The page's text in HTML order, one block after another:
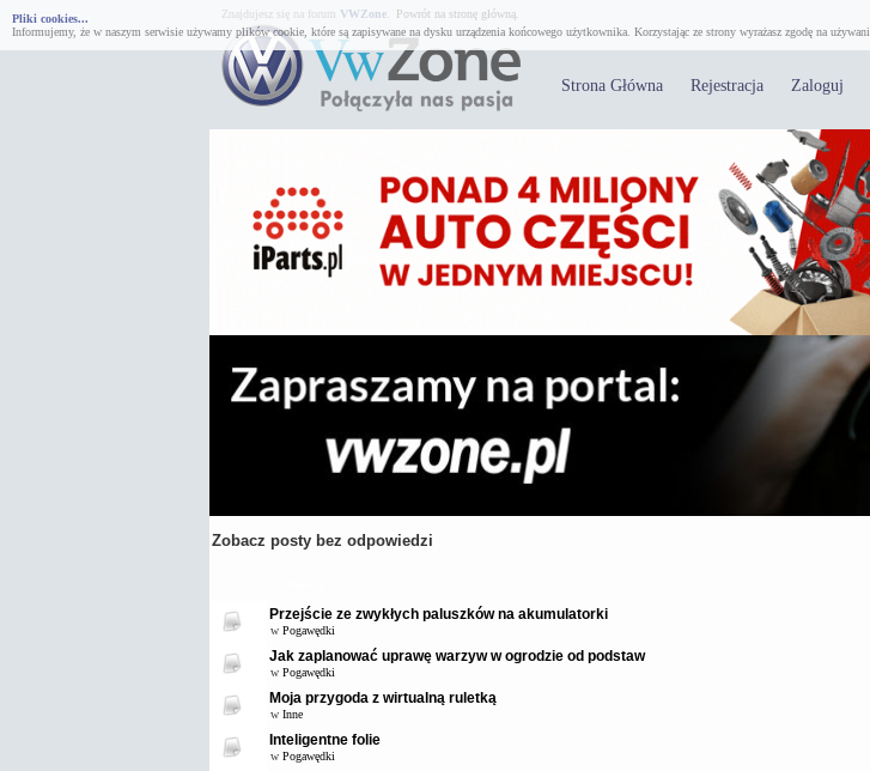
Pliki cookies...
Informujemy, że w naszym serwisie używamy plików cookie, które są zapisywane na dysku urządzenia końcowego użytkownika. Korzystając ze strony wyrażasz zgodę na
Znajdujesz się na forum VWZone. Powrót na stronę główną.
Strona Główna Rejestracja Zaloguj
Zobacz posty bez odpowiedzi
Przejście ze zwykłych paluszków na akumulatorki
w Pogawędki
Jak zaplanować uprawę warzyw w ogrodzie od podstaw
w Pogawędki
Moja przygoda z wirtualną ruletką
w Inne
Inteligentne folie
w Pogawędki